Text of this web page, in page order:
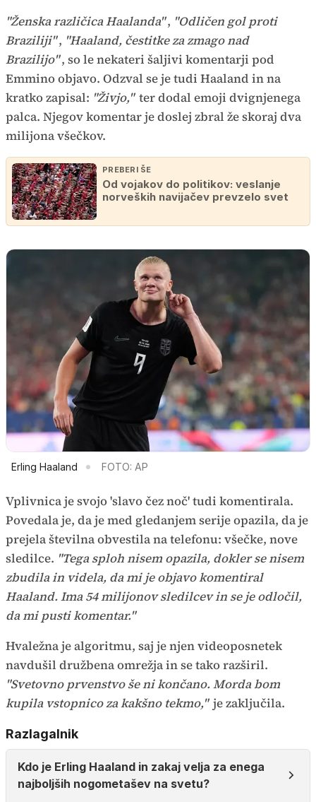
"Ženska različica Haalanda", "Odličen gol proti
Braziliji", "Haaland, čestitke za zmago nad
Brazilijo", so le nekateri šaljivi komentarji pod
Emmino objavo. Odzval se je tudi Haaland in na
kratko zapisal: "Živjo," ter dodal emoji dvignjenega
palca. Njegov komentar je doslej zbral že skoraj dva
milijona všečkov.
PREBERI ŠE
Od vojakov do politikov: veslanje
norveških navijačev prevzelo svet
Erling Haaland FOTO: AP
Vplivnica je svojo 'slavo čez noč' tudi komentirala.
Povedala je, da je med gledanjem serije opazila, da je
prejela številna obvestila na telefonu: všečke, nove
sledilce. "Tega sploh nisem opazila, dokler se nisem
zbudila in videla, da mi je objavo komentiral
Haaland. Ima 54 milijonov sledilcev in se je odločil,
da mi pusti komentar."
Hvaležna je algoritmu, saj je njen videoposnetek
navdušil družbena omrežja in se tako razširil.
"Svetovno prvenstvo še ni končano. Morda bom
kupila vstopnico za kakšno tekmo," je zaključila.
Razlagalnik
Kdo je Erling Haaland in zakaj velja za enega
najboljših nogometašev na svetu?